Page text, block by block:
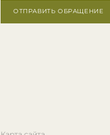
ОТПРАВИТЬ ОБРАЩЕНИЕ